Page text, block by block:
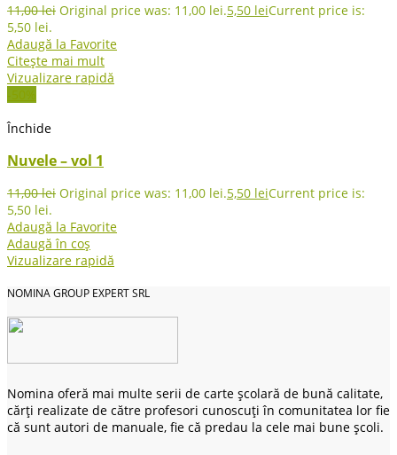
11,00lei Original price was: 11,00 lei.5,50 leiCurrent price is:
5,50 lei.
Adaugă la Favorite
Citește mai mult
Vizualizare rapidă
-50%
Închide
Nuvele – vol 1
11,00lei Original price was: 11,00 lei.5,50 leiCurrent price is:
5,50 lei.
Adaugă la Favorite
Adaugă în coș
Vizualizare rapidă
NOMINA GROUP EXPERT SRL
Nomina oferă mai multe serii de carte școlară de bună calitate,
cărți realizate de către profesori cunoscuți în comunitatea lor fie
că sunt autori de manuale, fie că predau la cele mai bune școli.